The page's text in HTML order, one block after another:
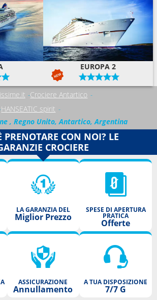
EUROPA 2
Crociere Antartico
HANSEATIC spirit
, Regno Unito, Antartico, Argentina
PRENOTARE CON NOI? LE
CROCIERE
LA GARANZIA DEL
Miglior Prezzo
SPESE DI APERTURA
PRATICA
Offerte
ASSICURAZIONE
Annullamento
A TUA DISPOSIZIONE
7/7 G